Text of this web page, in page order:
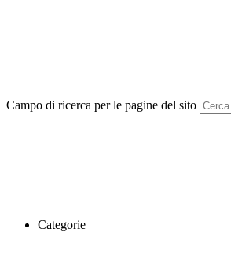
Campo di ricerca per le pagine del sito
Categorie